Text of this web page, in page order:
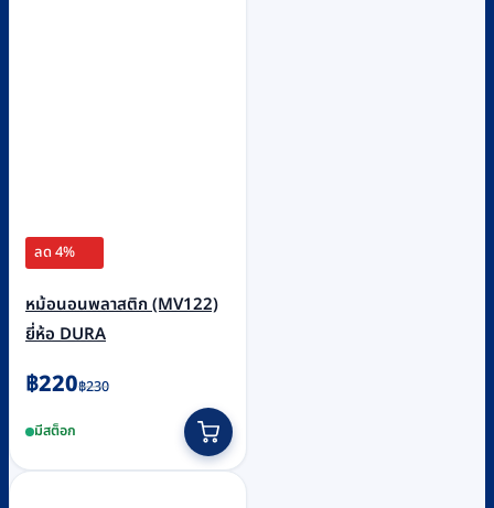
ลด 4%
หม้อนอนพลาสติก (MV122)
ยี่ห้อ DURA
฿230
Original
was:
฿230.
฿220
Current
is:
฿220.
มีสต็อก